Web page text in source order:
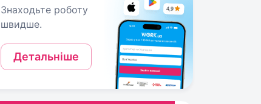
Знаходьте роботу
швидше.
Детальніше